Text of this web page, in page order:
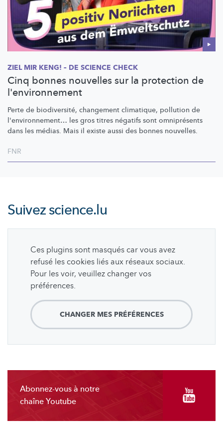
ZIEL MIR KENG! – DE SCIENCE CHECK
Cinq bonnes nouvelles sur la protection de
l'environnement
Perte de biodiversité, changement climatique, pollution de
l'environnement… les gros titres négatifs sont omniprésents
dans les médias. Mais il existe aussi des bonnes nouvelles.
FNR
Suivezscience.lu
Ces plugins sont masqués car vous avez
refusé les cookies liés aux réseaux sociaux.
Pour les voir, veuillez changer vos
préférences.
CHANGER MES PRÉFÉRENCES
Abonnez-vous à notre
chaîne Youtube